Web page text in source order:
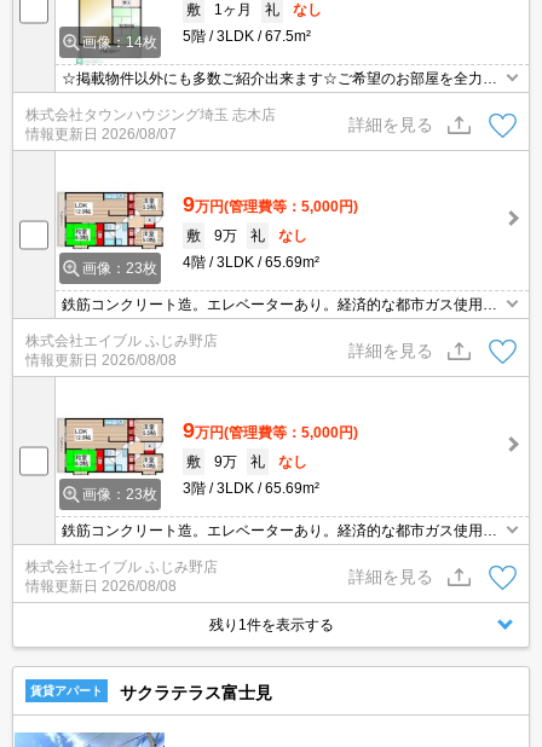
画像：14枚
敷
1ヶ月 礼
なし
5階
3LDK 67.5m²
☆掲載物件以外にも多数ご紹介出来ます☆ご希望のお部屋を全力で
お探しさせて頂きます♪
株式会社タウンハウジング埼玉 志木店
情報更新日 2026/08/07
詳細を見る
画像：23枚
9万円(管理費等：5,000円)
敷
9万 礼
なし
4階
3LDK 65.69m²
鉄筋コンクリート造。エレベーターあり。経済的な都市ガス使用。
クローゼット付。シャワー付独立洗面台。駐車場は敷地内。システ
ムキッチン。仲介手数料家賃の55%。礼金なし。インターネット接
続料無料。
株式会社エイブル ふじみ野店
情報更新日 2026/08/08
詳細を見る
画像：23枚
9万円(管理費等：5,000円)
敷
9万 礼
なし
3階
3LDK 65.69m²
鉄筋コンクリート造。エレベーターあり。経済的な都市ガス使用。
クローゼット付。シャワー付独立洗面台。駐車場は敷地内。システ
ムキッチン。温水洗浄便座付き。仲介手数料家賃の55%。礼金0・
敷金0。
株式会社エイブル ふじみ野店
情報更新日 2026/08/08
詳細を見る
残り1件を表示する
賃貸アパート サクラテラス富士見